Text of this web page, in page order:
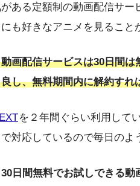
ある定額制の動画配信サ
も好きなアニメを見ること
画配信サービスは30日間
し、無料期間内に解約す
を２年間ぐらい利用して
対応しているので毎日のよ
日間無料でお試しできる動